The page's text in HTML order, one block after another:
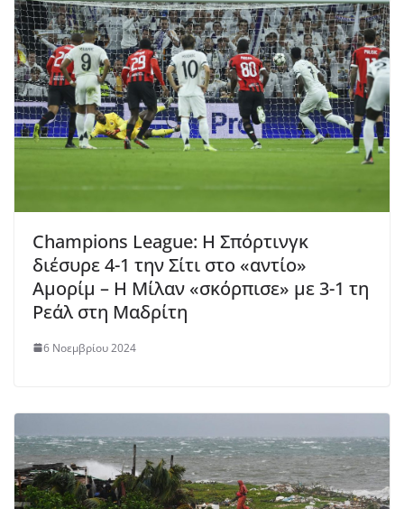
Champions League: Η Σπόρτινγκ
διέσυρε 4-1 την Σίτι στο «αντίο»
Αμορίμ – Η Μίλαν «σκόρπισε» με 3-1 τη
Ρεάλ στη Μαδρίτη
6 Νοεμβρίου 2024